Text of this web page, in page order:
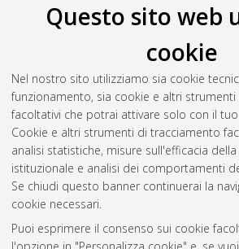
Questo sito web
cookie
Nel nostro sito utilizziamo sia cookie
funzionamento, sia cookie e altri
facoltativi che potrai attivare solo con il
Cookie e altri strumenti di tracciamento
analisi statistiche, misure sull'efficacia
istituzionale e analisi dei comportamenti
Se chiudi questo banner continuerai la
cookie necessari.
Puoi esprimere il consenso sui cookie
Vitali, Rolando(2021)Form and Power
aesthetic categories in the philosophy of
[Dissertation thesis], Alma Mater
Bologna. Dottorato di ricerca in
cognition, and semiotics (pscs), 33 Ciclo.
10.48676/unibo/amsdottorato/9885.
Questa lista e' stata generata il
Atom
Rss 1.0